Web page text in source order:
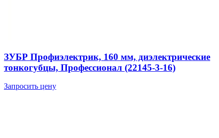
ЗУБР Профиэлектрик, 160 мм, диэлектрические
тонкогубцы, Профессионал (22145-3-16)
Запросить цену